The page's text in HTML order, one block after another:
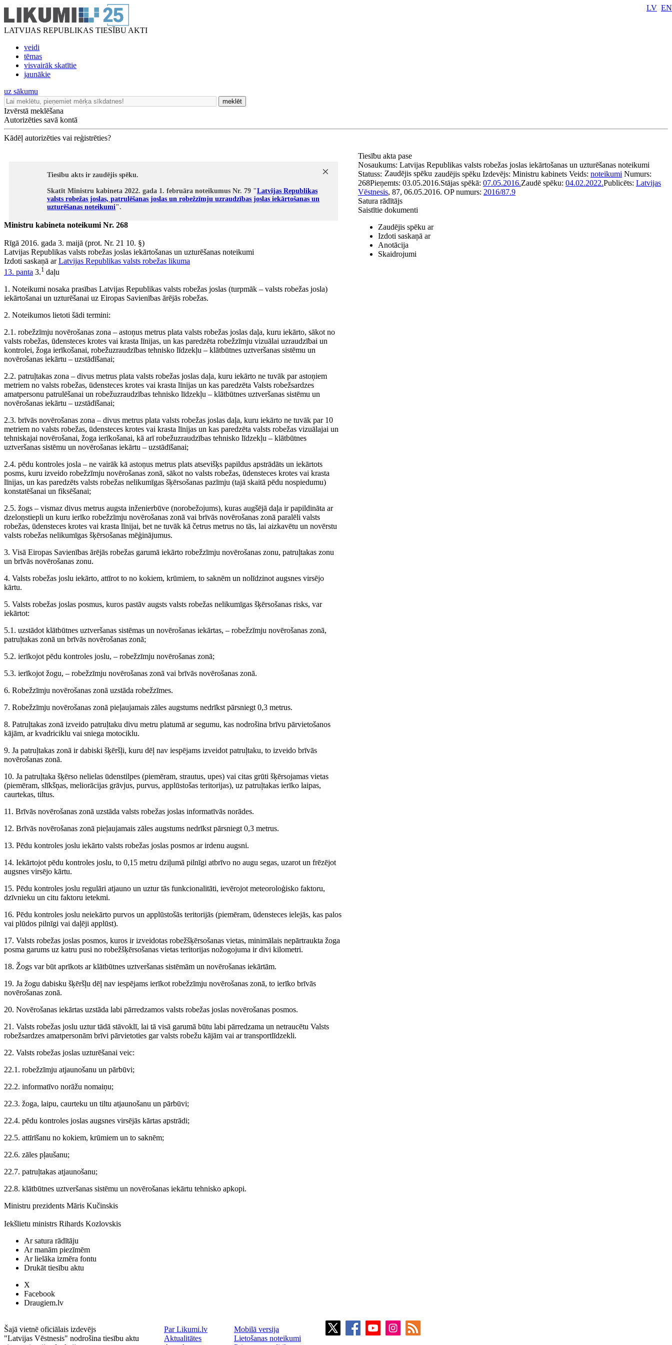
LATVIJAS REPUBLIKAS TIESĪBU AKTI
veidi
tēmas
visvairāk skatītie
jaunākie
LV EN
uz sākumu
meklēt
Izvērstā meklēšana
Autorizēties savā kontā
Kādēļ autorizēties vai reģistrēties?
Tiesību akts ir zaudējis spēku.
Skatīt Ministru kabineta 2022. gada 1. februāra noteikumus Nr. 79 "Latvijas Republikas
valsts robežas joslas, patrulēšanas joslas un robežzīmju uzraudzības joslas iekārtošanas un
uzturēšanas noteikumi".
Ministru kabineta noteikumi Nr. 268
Rīgā 2016. gada 3. maijā (prot. Nr. 21 10. §)
Latvijas Republikas valsts robežas joslas iekārtošanas un uzturēšanas noteikumi
Izdoti saskaņā arLatvijas Republikas valsts robežas likuma
13. panta 3.1 daļu
1. Noteikumi nosaka prasības Latvijas Republikas valsts robežas joslas (turpmāk – valsts robežas josla)
iekārtošanai un uzturēšanai uz Eiropas Savienības ārējās robežas.
2. Noteikumos lietoti šādi termini:
2.1. robežzīmju novērošanas zona – astoņus metrus plata valsts robežas joslas daļa, kuru iekārto, sākot no
valsts robežas, ūdensteces krotes vai krasta līnijas, un kas paredzēta robežzīmju vizuālai uzraudzībai un
kontrolei, žoga ierīkošanai, robežuzraudzības tehnisko līdzekļu – klātbūtnes uztveršanas sistēmu un
novērošanas iekārtu – uzstādīšanai;
2.2. patruļtakas zona – divus metrus plata valsts robežas joslas daļa, kuru iekārto ne tuvāk par astoņiem
metriem no valsts robežas, ūdensteces krotes vai krasta līnijas un kas paredzēta Valsts robežsardzes
amatpersonu patrulēšanai un robežuzraudzības tehnisko līdzekļu – klātbūtnes uztveršanas sistēmu un
novērošanas iekārtu – uzstādīšanai;
2.3. brīvās novērošanas zona – divus metrus plata valsts robežas joslas daļa, kuru iekārto ne tuvāk par 10
metriem no valsts robežas, ūdensteces krotes vai krasta līnijas un kas paredzēta valsts robežas vizuālajai un
tehniskajai novērošanai, žoga ierīkošanai, kā arī robežuzraudzības tehnisko līdzekļu – klātbūtnes
uztveršanas sistēmu un novērošanas iekārtu – uzstādīšanai;
2.4. pēdu kontroles josla – ne vairāk kā astoņus metrus plats atsevišķs papildus apstrādāts un iekārtots
posms, kuru izveido robežzīmju novērošanas zonā, sākot no valsts robežas, ūdensteces krotes vai krasta
līnijas, un kas paredzēts valsts robežas nelikumīgas šķērsošanas pazīmju (tajā skaitā pēdu nospiedumu)
konstatēšanai un fiksēšanai;
2.5. žogs – vismaz divus metrus augsta inženierbūve (norobežojums), kuras augšējā daļa ir papildināta ar
dzeloņstiepli un kuru ierīko robežzīmju novērošanas zonā vai brīvās novērošanas zonā paralēli valsts
robežas, ūdensteces krotes vai krasta līnijai, bet ne tuvāk kā četrus metrus no tās, lai aizkavētu un novērstu
valsts robežas nelikumīgas šķērsošanas mēģinājumus.
3. Visā Eiropas Savienības ārējās robežas garumā iekārto robežzīmju novērošanas zonu, patruļtakas zonu
un brīvās novērošanas zonu.
4. Valsts robežas joslu iekārto, attīrot to no kokiem, krūmiem, to saknēm un nolīdzinot augsnes virsējo
kārtu.
5. Valsts robežas joslas posmus, kuros pastāv augsts valsts robežas nelikumīgas šķērsošanas risks, var
iekārtot:
5.1. uzstādot klātbūtnes uztveršanas sistēmas un novērošanas iekārtas, – robežzīmju novērošanas zonā,
patruļtakas zonā un brīvās novērošanas zonā;
5.2. ierīkojot pēdu kontroles joslu, – robežzīmju novērošanas zonā;
5.3. ierīkojot žogu, – robežzīmju novērošanas zonā vai brīvās novērošanas zonā.
6. Robežzīmju novērošanas zonā uzstāda robežzīmes.
7. Robežzīmju novērošanas zonā pieļaujamais zāles augstums nedrīkst pārsniegt 0,3 metrus.
8. Patruļtakas zonā izveido patruļtaku divu metru platumā ar segumu, kas nodrošina brīvu pārvietošanos
kājām, ar kvadriciklu vai sniega motociklu.
9. Ja patruļtakas zonā ir dabiski šķēršļi, kuru dēļ nav iespējams izveidot patruļtaku, to izveido brīvās
novērošanas zonā.
10. Ja patruļtaka šķērso nelielas ūdenstilpes (piemēram, strautus, upes) vai citas grūti šķērsojamas vietas
(piemēram, slīkšņas, meliorācijas grāvjus, purvus, applūstošas teritorijas), uz patruļtakas ierīko laipas,
caurtekas, tiltus.
11. Brīvās novērošanas zonā uzstāda valsts robežas joslas informatīvās norādes.
12. Brīvās novērošanas zonā pieļaujamais zāles augstums nedrīkst pārsniegt 0,3 metrus.
13. Pēdu kontroles joslu iekārto valsts robežas joslas posmos ar irdenu augsni.
14. Iekārtojot pēdu kontroles joslu, to 0,15 metru dziļumā pilnīgi atbrīvo no augu segas, uzarot un frēzējot
augsnes virsējo kārtu.
15. Pēdu kontroles joslu regulāri atjauno un uztur tās funkcionalitāti, ievērojot meteoroloģisko faktoru,
dzīvnieku un citu faktoru ietekmi.
16. Pēdu kontroles joslu neiekārto purvos un applūstošās teritorijās (piemēram, ūdensteces ielejās, kas palos
vai plūdos pilnīgi vai daļēji applūst).
17. Valsts robežas joslas posmos, kuros ir izveidotas robežšķērsošanas vietas, minimālais nepārtraukta žoga
posma garums uz katru pusi no robežšķērsošanas vietas teritorijas nožogojuma ir divi kilometri.
18. Žogs var būt aprīkots ar klātbūtnes uztveršanas sistēmām un novērošanas iekārtām.
19. Ja žogu dabisku šķēršļu dēļ nav iespējams ierīkot robežzīmju novērošanas zonā, to ierīko brīvās
novērošanas zonā.
20. Novērošanas iekārtas uzstāda labi pārredzamos valsts robežas joslas novērošanas posmos.
21. Valsts robežas joslu uztur tādā stāvoklī, lai tā visā garumā būtu labi pārredzama un netraucētu Valsts
robežsardzes amatpersonām brīvi pārvietoties gar valsts robežu kājām vai ar transportlīdzekli.
22. Valsts robežas joslas uzturēšanai veic:
22.1. robežzīmju atjaunošanu un pārbūvi;
22.2. informatīvo norāžu nomaiņu;
22.3. žoga, laipu, caurteku un tiltu atjaunošanu un pārbūvi;
22.4. pēdu kontroles joslas augsnes virsējās kārtas apstrādi;
22.5. attīrīšanu no kokiem, krūmiem un to saknēm;
22.6. zāles pļaušanu;
22.7. patruļtakas atjaunošanu;
22.8. klātbūtnes uztveršanas sistēmu un novērošanas iekārtu tehnisko apkopi.
Ministru prezidents Māris Kučinskis
Iekšlietu ministrs Rihards Kozlovskis
Tiesību akta pase
Nosaukums: Latvijas Republikas valsts robežas joslas iekārtošanas un uzturēšanas noteikumi
Statuss: Zaudējis spēku zaudējis spēku Izdevējs: Ministru kabinets Veids: noteikumi Numurs:
268Pieņemts: 03.05.2016.Stājas spēkā: 07.05.2016.Zaudē spēku: 04.02.2022.Publicēts: Latvijas
Vēstnesis, 87, 06.05.2016. OP numurs: 2016/87.9
Satura rādītājs
Saistītie dokumenti
Zaudējis spēku ar
Izdoti saskaņā ar
Anotācija
Skaidrojumi
Ar satura rādītāju
Ar manām piezīmēm
Ar lielāka izmēra fontu
Drukāt tiesību aktu
X
Facebook
Draugiem.lv
Šajā vietnē oficiālais izdevējs
"Latvijas Vēstnesis" nodrošina tiesību aktu
Par Likumi.lv
Aktualitātes
Mobilā versija
Lietošanas noteikumi